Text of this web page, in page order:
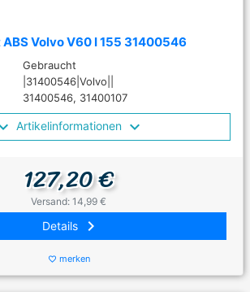
Volvo V60 I 155 31400546
Gebraucht
|31400546|Volvo||
31400546, 31400107
Artikelinformationen
127,20 €
Versand: 14,99 €
Details keyboard_arrow_right
favorite_border merken